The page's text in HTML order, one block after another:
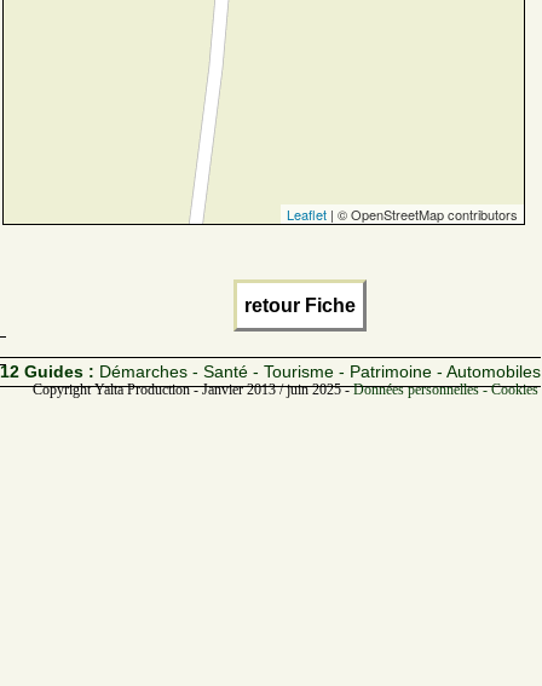
Leaflet | © OpenStreetMap contributors
retour Fiche
12 Guides : Démarches - Santé - Tourisme - Patrimoine - Automobiles
Copyright Yalta Production - Janvier 2013 / juin 2025 -Données personnelles -